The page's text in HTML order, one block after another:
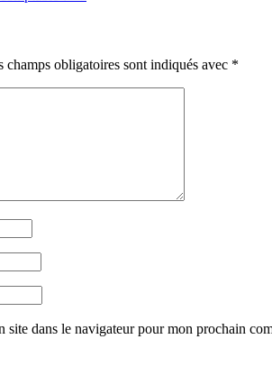
champs obligatoires sont indiqués avec *
dans le navigateur pour mon prochain